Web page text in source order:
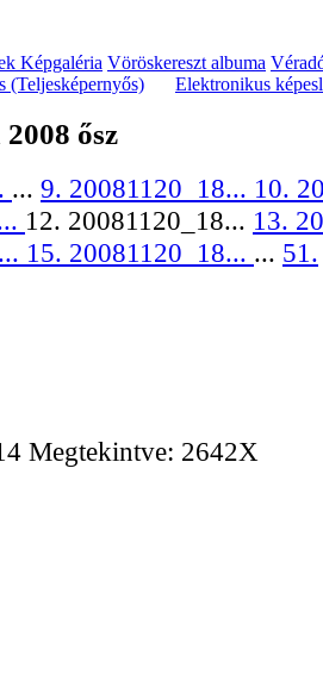
Képgaléria Vöröskereszt albuma
(Teljesképernyős) Elektronikus
ősz
... 9. 20081120_18... 10.
12. 20081120_18... 13.
15. 20081120_18... ... 51.
Megtekintve: 2642X